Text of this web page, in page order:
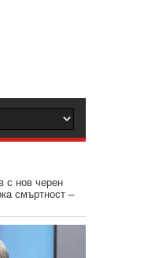
с нов черен
смъртност –